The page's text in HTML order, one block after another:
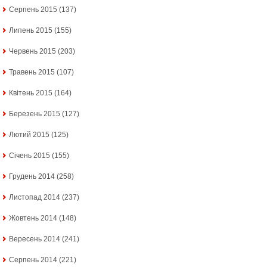
Серпень 2015 (137)
Липень 2015 (155)
Червень 2015 (203)
Травень 2015 (107)
Квітень 2015 (164)
Березень 2015 (127)
Лютий 2015 (125)
Січень 2015 (155)
Грудень 2014 (258)
Листопад 2014 (237)
Жовтень 2014 (148)
Вересень 2014 (241)
Серпень 2014 (221)